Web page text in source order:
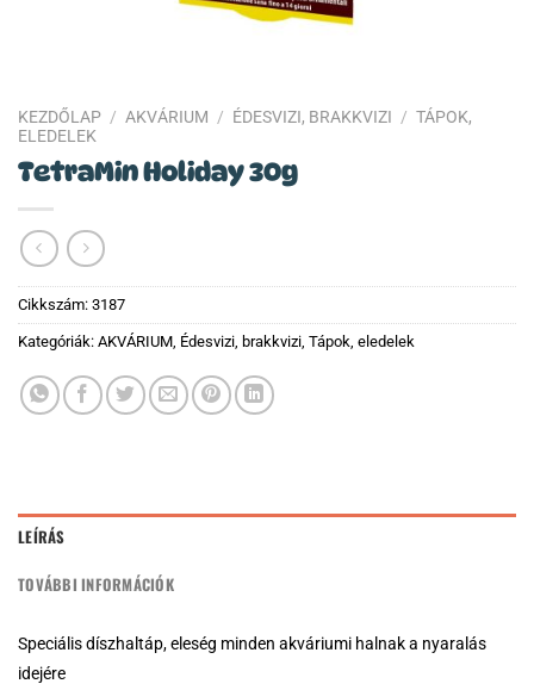
KEZDŐLAP / AKVÁRIUM / ÉDESVIZI, BRAKKVIZI / TÁPOK,
ELEDELEK
TetraMin Holiday 30g
Cikkszám: 3187
Kategóriák: AKVÁRIUM, Édesvizi, brakkvizi, Tápok, eledelek
LEÍRÁS
TOVÁBBI INFORMÁCIÓK
Speciális díszhaltáp, eleség minden akváriumi halnak a nyaralás
idejére